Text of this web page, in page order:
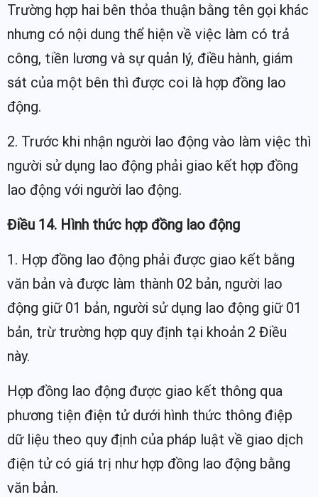
Trường hợp hai bên thỏa thuận bằng tên gọi khác
nhưng có nội dung thể hiện về việc làm có trả
công, tiền lương và sự quản lý, điều hành, giám
sát của một bên thì được coi là hợp đồng lao
động.
2. Trước khi nhận người lao động vào làm việc thì
người sử dụng lao động phải giao kết hợp đồng
lao động với người lao động.
Điều 14. Hình thức hợp đồng lao động
1. Hợp đồng lao động phải được giao kết bằng
văn bản và được làm thành 02 bản, người lao
động giữ 01 bản, người sử dụng lao động giữ 01
bản, trừ trường hợp quy định tại khoản 2 Điều
này.
Hợp đồng lao động được giao kết thông qua
phương tiện điện tử dưới hình thức thông điệp
dữ liệu theo quy định của pháp luật về giao dịch
điện tử có giá trị như hợp đồng lao động bằng
văn bản.